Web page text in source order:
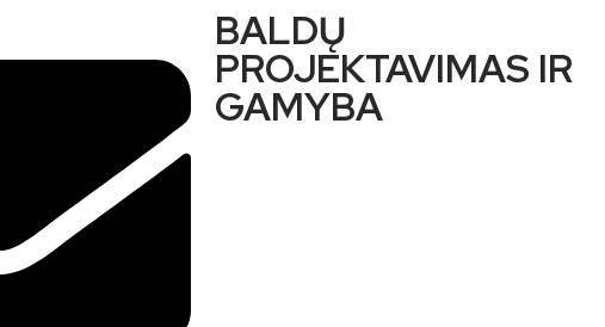
BALDŲ
PROJEKTAVIMAS IR
GAMYBA